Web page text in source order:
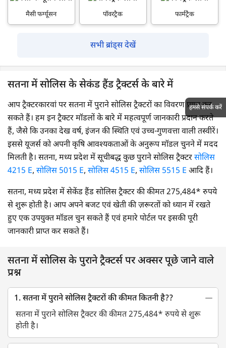
मैसी फर्ग्यूसन पॉवरट्रैक फार्मट्रैक
सभी ब्रांड्स देखें
सतना में सोलिस के सेकंड हैंड ट्रैक्टर्स के बारे में
आप ट्रैक्टरकारवां पर सतना में पुराने सोलिस ट्रैक्टरों का विवरण प्राप्त कर
सकते हैं। हम इन ट्रैक्टर मॉडलों के बारे में महत्वपूर्ण जानकारी प्रदान करते
हैं, जैसे कि उनका देख वर्ष, इंजन की स्थिति एवं उच्च-गुणवत्ता वाली तस्वीरें।
इससे यूजर्स को अपनी कृषि आवश्यकताओं के अनुरूप मॉडल चुनने में मदद
मिलती है। सतना, मध्य प्रदेश में सूचीबद्ध कुछ पुराने सोलिस ट्रैक्टरसोलिस
4215 E, सोलिस 5015 E, सोलिस 4515 E, सोलिस 5515 E आदि हैं।
सतना, मध्य प्रदेश में सेकेंड हैंड सोलिस ट्रैक्टर की कीमत 275,484* रुपये
से शुरू होती है। आप अपने बजट एवं खेती की ज़रूरतों को ध्यान में रखते
हुए एक उपयुक्त मॉडल चुन सकते हैं एवं हमारे पोर्टल पर इसकी पूरी
जानकारी प्राप्त कर सकते हैं।
सतना में सोलिस के पुराने ट्रैक्टर्स पर अक्सर पूछे जाने वाले
प्रश्न
1. सतना में पुराने सोलिस ट्रैक्टरों की कीमत कितनी है??
सतना में पुराने सोलिस ट्रैक्टर की कीमत 275,484* रुपये से शुरू
होती है।
हमसे संपर्क करें